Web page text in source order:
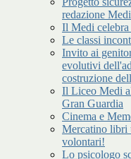
redazione
Il Medi celebra
Le classi
Invito ai
evolutivi
costruzione
Il Liceo Medi
Gran Guardia
Cinema e
Mercatino libri
volontari!
Lo psicologo